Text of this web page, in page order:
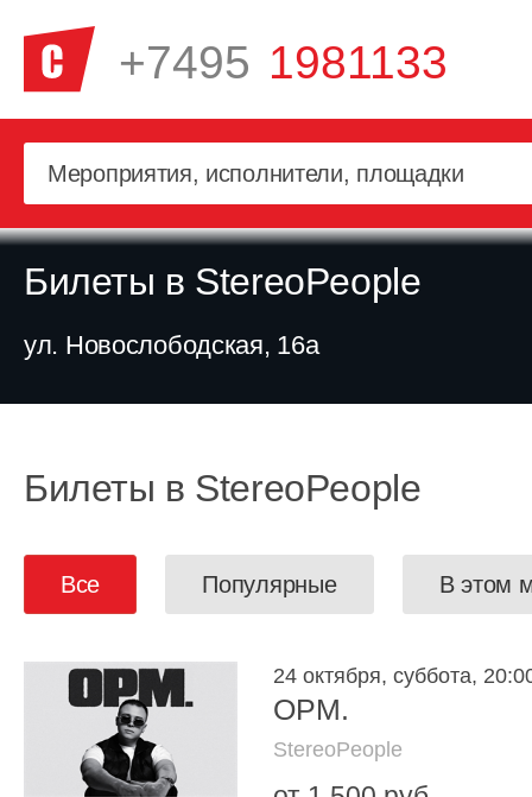
+7495 1981133
Билеты в StereoPeople
ул. Новослободская, 16а
Билеты в StereoPeople
Все Популярные В этом
24 октября, суббота,
OPM.
StereoPeople